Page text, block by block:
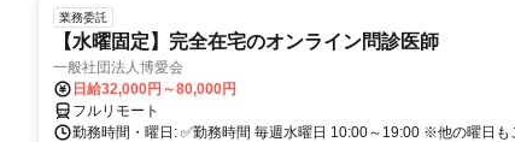
業務委託
【水曜固定】完全在宅のオンライン問診医師
一般社団法人博愛会
日給32,000円～80,000円
フルリモート
勤務時間・曜日: ✅勤務時間 毎週水曜日 10:00～19:00 ※他の曜日も